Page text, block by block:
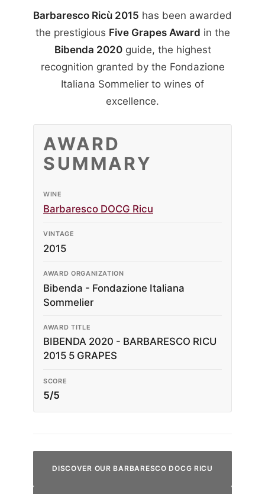
Barbaresco Ricù 2015 has been awarded
the prestigious Five Grapes Award in the
Bibenda 2020guide, the highest
recognition granted by the Fondazione
Italiana Sommelier to wines of
excellence.
AWARD
SUMMARY
WINE
Barbaresco DOCG Ricu
VINTAGE
2015
AWARD ORGANIZATION
Bibenda - Fondazione Italiana
Sommelier
AWARD TITLE
BIBENDA 2020 - BARBARESCO RICU
2015 5 GRAPES
SCORE
5/5
DISCOVER OUR BARBARESCO DOCG RICU